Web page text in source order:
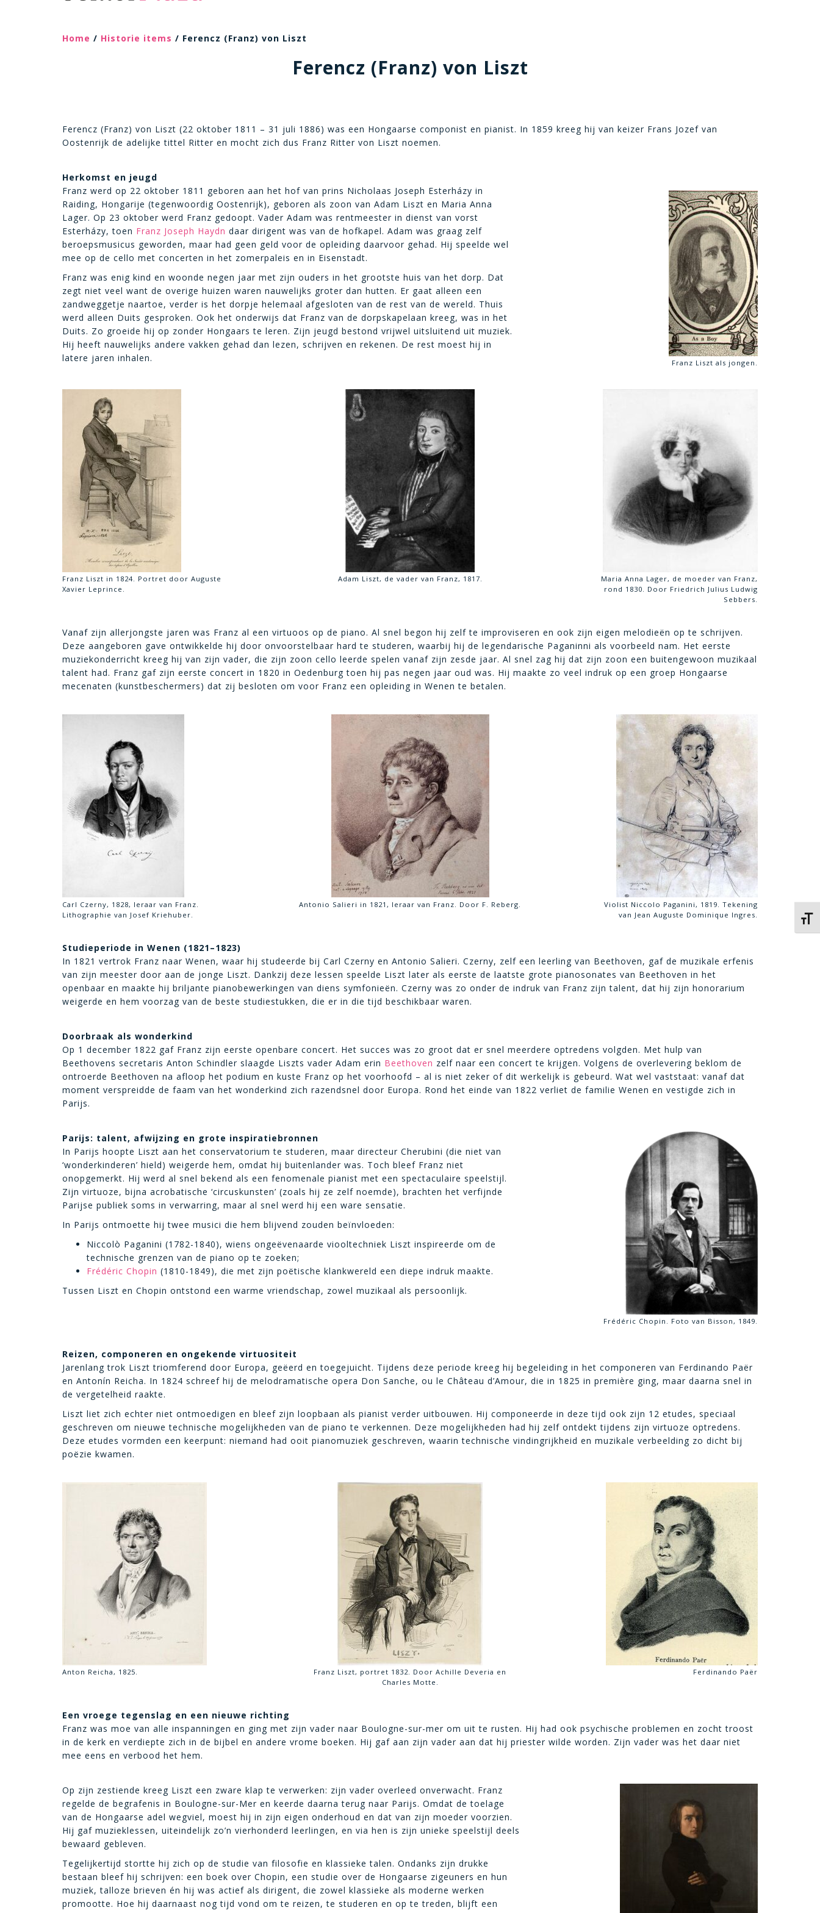
Home / Historie items / Ferencz (Franz) von Liszt
Ferencz (Franz) von Liszt
Ferencz (Franz) von Liszt (22 oktober 1811 – 31 juli 1886) was een Hongaarse componist en pianist. In 1859 kreeg hij van keizer Frans Jozef van
Oostenrijk de adelijke tittel Ritter en mocht zich dus Franz Ritter von Liszt noemen.
Herkomst en jeugd
Franz werd op 22 oktober 1811 geboren aan het hof van prins Nicholaas Joseph Esterházy in
Raiding, Hongarije (tegenwoordig Oostenrijk), geboren als zoon van Adam Liszt en Maria Anna
Lager. Op 23 oktober werd Franz gedoopt. Vader Adam was rentmeester in dienst van vorst
Esterházy, toen Franz Joseph Haydn daar dirigent was van de hofkapel. Adam was graag zelf
beroepsmusicus geworden, maar had geen geld voor de opleiding daarvoor gehad. Hij speelde wel
mee op de cello met concerten in het zomerpaleis en in Eisenstadt.
Franz was enig kind en woonde negen jaar met zijn ouders in het grootste huis van het dorp. Dat
zegt niet veel want de overige huizen waren nauwelijks groter dan hutten. Er gaat alleen een
zandweggetje naartoe, verder is het dorpje helemaal afgesloten van de rest van de wereld. Thuis
werd alleen Duits gesproken. Ook het onderwijs dat Franz van de dorpskapelaan kreeg, was in het
Duits. Zo groeide hij op zonder Hongaars te leren. Zijn jeugd bestond vrijwel uitsluitend uit muziek.
Hij heeft nauwelijks andere vakken gehad dan lezen, schrijven en rekenen. De rest moest hij in
latere jaren inhalen.
Franz Liszt als jongen.
Franz Liszt in 1824. Portret door Auguste
Xavier Leprince.
Adam Liszt, de vader van Franz, 1817.
Maria Anna Lager, de moeder van Franz,
rond 1830. Door Friedrich Julius Ludwig
Sebbers.
Vanaf zijn allerjongste jaren was Franz al een virtuoos op de piano. Al snel begon hij zelf te improviseren en ook zijn eigen melodieën op te schrijven.
Deze aangeboren gave ontwikkelde hij door onvoorstelbaar hard te studeren, waarbij hij de legendarische Paganinni als voorbeeld nam. Het eerste
muziekonderricht kreeg hij van zijn vader, die zijn zoon cello leerde spelen vanaf zijn zesde jaar. Al snel zag hij dat zijn zoon een buitengewoon muzikaal
talent had. Franz gaf zijn eerste concert in 1820 in Oedenburg toen hij pas negen jaar oud was. Hij maakte zo veel indruk op een groep Hongaarse
mecenaten (kunstbeschermers) dat zij besloten om voor Franz een opleiding in Wenen te betalen.
Carl Czerny, 1828, leraar van Franz.
Lithographie van Josef Kriehuber.
Antonio Salieri in 1821, leraar van Franz. Door F. Reberg.
Violist Niccolo Paganini, 1819. Tekening
van Jean Auguste Dominique Ingres.
Studieperiode in Wenen (1821–1823)
In 1821 vertrok Franz naar Wenen, waar hij studeerde bij Carl Czerny en Antonio Salieri. Czerny, zelf een leerling van Beethoven, gaf de muzikale erfenis
van zijn meester door aan de jonge Liszt. Dankzij deze lessen speelde Liszt later als eerste de laatste grote pianosonates van Beethoven in het
openbaar en maakte hij briljante pianobewerkingen van diens symfonieën. Czerny was zo onder de indruk van Franz zijn talent, dat hij zijn honorarium
weigerde en hem voorzag van de beste studiestukken, die er in die tijd beschikbaar waren.
Doorbraak als wonderkind
Op 1 december 1822 gaf Franz zijn eerste openbare concert. Het succes was zo groot dat er snel meerdere optredens volgden. Met hulp van
Beethovens secretaris Anton Schindler slaagde Liszts vader Adam erin Beethoven zelf naar een concert te krijgen. Volgens de overlevering beklom de
ontroerde Beethoven na afloop het podium en kuste Franz op het voorhoofd – al is niet zeker of dit werkelijk is gebeurd. Wat wel vaststaat: vanaf dat
moment verspreidde de faam van het wonderkind zich razendsnel door Europa. Rond het einde van 1822 verliet de familie Wenen en vestigde zich in
Parijs.
Parijs: talent, afwijzing en grote inspiratiebronnen
In Parijs hoopte Liszt aan het conservatorium te studeren, maar directeur Cherubini (die niet van
‘wonderkinderen’ hield) weigerde hem, omdat hij buitenlander was. Toch bleef Franz niet
onopgemerkt. Hij werd al snel bekend als een fenomenale pianist met een spectaculaire speelstijl.
Zijn virtuoze, bijna acrobatische ‘circuskunsten’ (zoals hij ze zelf noemde), brachten het verfijnde
Parijse publiek soms in verwarring, maar al snel werd hij een ware sensatie.
In Parijs ontmoette hij twee musici die hem blijvend zouden beïnvloeden:
Niccolò Paganini (1782-1840), wiens ongeëvenaarde viooltechniek Liszt inspireerde om de
technische grenzen van de piano op te zoeken;
Frédéric Chopin (1810-1849), die met zijn poëtische klankwereld een diepe indruk maakte.
Tussen Liszt en Chopin ontstond een warme vriendschap, zowel muzikaal als persoonlijk.
Frédéric Chopin. Foto van Bisson, 1849.
Reizen, componeren en ongekende virtuositeit
Jarenlang trok Liszt triomferend door Europa, geëerd en toegejuicht. Tijdens deze periode kreeg hij begeleiding in het componeren van Ferdinando Paër
en Antonín Reicha. In 1824 schreef hij de melodramatische opera Don Sanche, ou le Château d’Amour, die in 1825 in première ging, maar daarna snel in
de vergetelheid raakte.
Liszt liet zich echter niet ontmoedigen en bleef zijn loopbaan als pianist verder uitbouwen. Hij componeerde in deze tijd ook zijn 12 etudes, speciaal
geschreven om nieuwe technische mogelijkheden van de piano te verkennen. Deze mogelijkheden had hij zelf ontdekt tijdens zijn virtuoze optredens.
Deze etudes vormden een keerpunt: niemand had ooit pianomuziek geschreven, waarin technische vindingrijkheid en muzikale verbeelding zo dicht bij
poëzie kwamen.
Anton Reicha, 1825.
Franz Liszt, portret 1832. Door Achille Deveria en
Charles Motte.
Ferdinando Paër
Een vroege tegenslag en een nieuwe richting
Franz was moe van alle inspanningen en ging met zijn vader naar Boulogne-sur-mer om uit te rusten. Hij had ook psychische problemen en zocht troost
in de kerk en verdiepte zich in de bijbel en andere vrome boeken. Hij gaf aan zijn vader aan dat hij priester wilde worden. Zijn vader was het daar niet
mee eens en verbood het hem.
Op zijn zestiende kreeg Liszt een zware klap te verwerken: zijn vader overleed onverwacht. Franz
regelde de begrafenis in Boulogne-sur-Mer en keerde daarna terug naar Parijs. Omdat de toelage
van de Hongaarse adel wegviel, moest hij in zijn eigen onderhoud en dat van zijn moeder voorzien.
Hij gaf muzieklessen, uiteindelijk zo’n vierhonderd leerlingen, en via hen is zijn unieke speelstijl deels
bewaard gebleven.
Tegelijkertijd stortte hij zich op de studie van filosofie en klassieke talen. Ondanks zijn drukke
bestaan bleef hij schrijven: een boek over Chopin, een studie over de Hongaarse zigeuners en hun
muziek, talloze brieven én hij was actief als dirigent, die zowel klassieke als moderne werken
promootte. Hoe hij daarnaast nog tijd vond om te reizen, te studeren en op te treden, blijft een